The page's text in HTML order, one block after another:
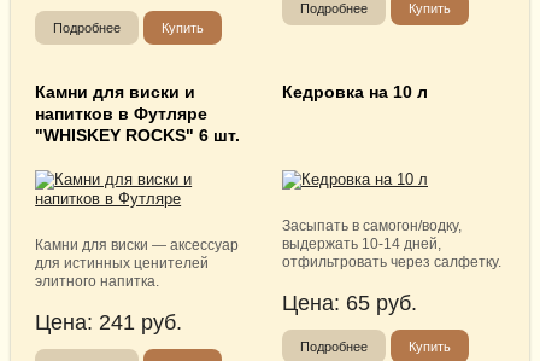
Подробнее Купить
Подробнее Купить
Камни для виски и
напитков в Футляре
"WHISKEY ROCKS" 6 шт.
Камни для виски — аксессуар
для истинных ценителей
элитного напитка.
Цена: 241 руб.
Кедровка на 10 л
Засыпать в самогон/водку,
выдержать 10-14 дней,
отфильтровать через салфетку.
Цена: 65 руб.
Подробнее Купить